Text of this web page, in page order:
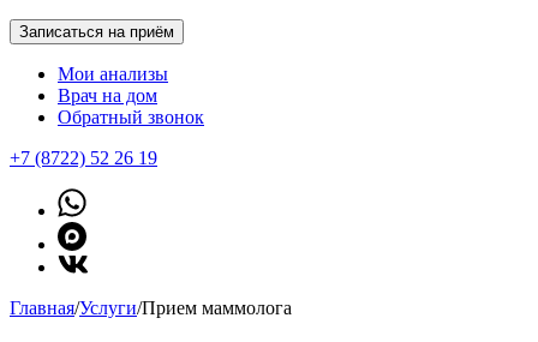
Записаться на приём
Мои анализы
Врач на дом
Обратный звонок
+7 (8722) 52 26 19
Главная/Услуги/Прием маммолога